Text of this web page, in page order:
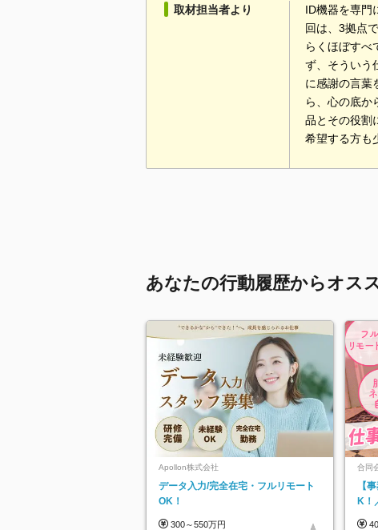
取材担当者より
ID機器を専門
回は、3拠点
らくほぼすべ
ず、そういう
に感謝の言葉
ら、心の底か
品とその役割
希望する方も
あなたの行動履歴からオス
Apollon株式会社
データ入力/完全在宅・フルリモート
OK！
300～550万円
合同
【
K！